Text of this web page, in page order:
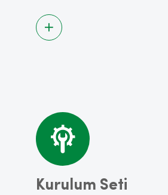
Kurulum Seti